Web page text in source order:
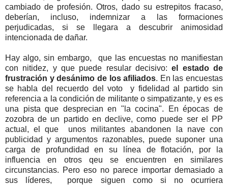
cambiado de profesión. Otros, dado su estrepitos fracaso,
deberían, incluso, indemnizar a las formaciones
perjudicadas, si se llegara a descubrir animosidad
intencionada de dañar.
Hay algo, sin embargo, que las encuestas no manifiestan
con nitidez, y que puede resular decisivo:el estado de
frustración y desánimo de los afiliados. En las encuestas
se habla del recuerdo del voto y fidelidad al partido sin
referencia a la condición de militante o simpatizante, y es es
una pista que desprecian en "la cocina". En épocas de
zozobra de un partido en declive, como puede ser el PP
actual, el que unos militantes abandonen la nave con
publicidad y argumentos razonables, puede suponer una
carga de profundidad en su línea de flotación, por la
influencia en otros qeu se encuentren en similares
circunstancias. Pero eso no parece importar demasiado a
sus líderes, porque siguen como si no ocurriera